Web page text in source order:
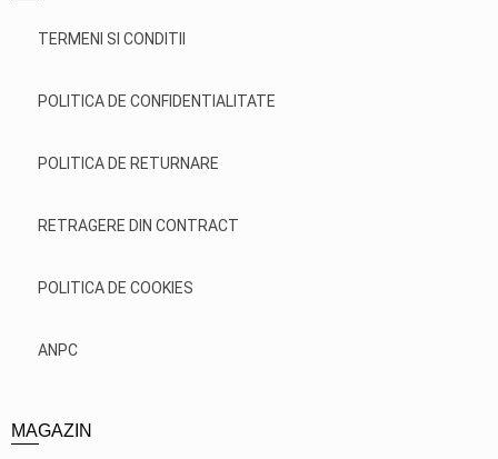
TERMENI SI CONDITII
POLITICA DE CONFIDENTIALITATE
POLITICA DE RETURNARE
RETRAGERE DIN CONTRACT
POLITICA DE COOKIES
ANPC
MAGAZIN